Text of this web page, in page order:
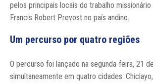
pelos principais locais do trabalho
Francis Robert Prevost no país andino.
Um percurso por quatro regiões
O percurso foi lançado na segunda-feira, 21
simultaneamente em quatro cidades: